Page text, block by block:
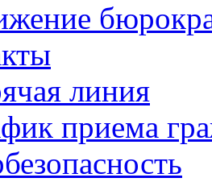
линия
приема